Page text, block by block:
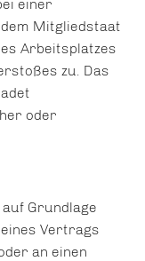
einer
Mitgliedstaat
Arbeitsplatzes
zu. Das
oder
Grundlage
Vertrags
an einen